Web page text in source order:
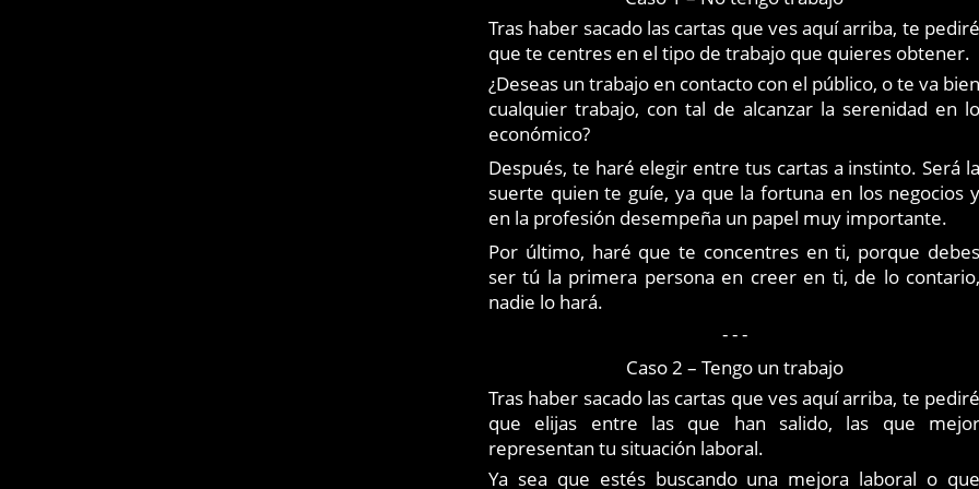
Tras haber sacado las cartas que ves aquí arriba, te pediré
que te centres en el tipo de trabajo que quieres obtener.
¿Deseas un trabajo en contacto con el público, o te va bien
cualquier trabajo, con tal de alcanzar la serenidad en lo
económico?
Después, te haré elegir entre tus cartas a instinto. Será la
suerte quien te guíe, ya que la fortuna en los negocios y
en la profesión desempeña un papel muy importante.
Por último, haré que te concentres en ti, porque debes
ser tú la primera persona en creer en ti, de lo contario,
nadie lo hará.
- - -
Caso 2 – Tengo un trabajo
Tras haber sacado las cartas que ves aquí arriba, te pediré
que elijas entre las que han salido, las que mejor
representan tu situación laboral.
Ya sea que estés buscando una mejora laboral o que